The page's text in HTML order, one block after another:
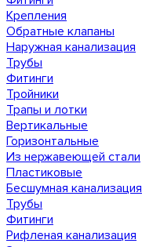
Крепления
Обратные клапаны
Наружная канализация
Трубы
Фитинги
Тройники
Трапы и лотки
Вертикальные
Горизонтальные
Из нержавеющей стали
Пластиковые
Бесшумная канализация
Трубы
Фитинги
Рифленая канализация